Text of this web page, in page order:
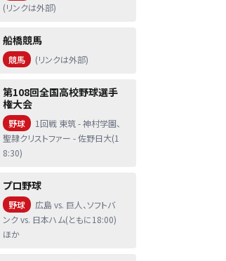
(リンクは外部)
船橋競馬
競馬 (リンクは外部)
第108回全国高校野球選手
権大会
野球
1回戦 東筑 - 神村学園、
聖隷クリストファー - 佐野日大(1
8:30)
プロ野球
野球
広島 vs. 巨人、ソフトバ
ンク vs. 日本ハム(ともに18:00)
ほか